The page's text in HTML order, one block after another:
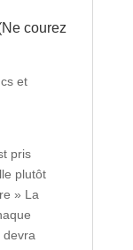
courez
et
pris
plutôt
» La
devra